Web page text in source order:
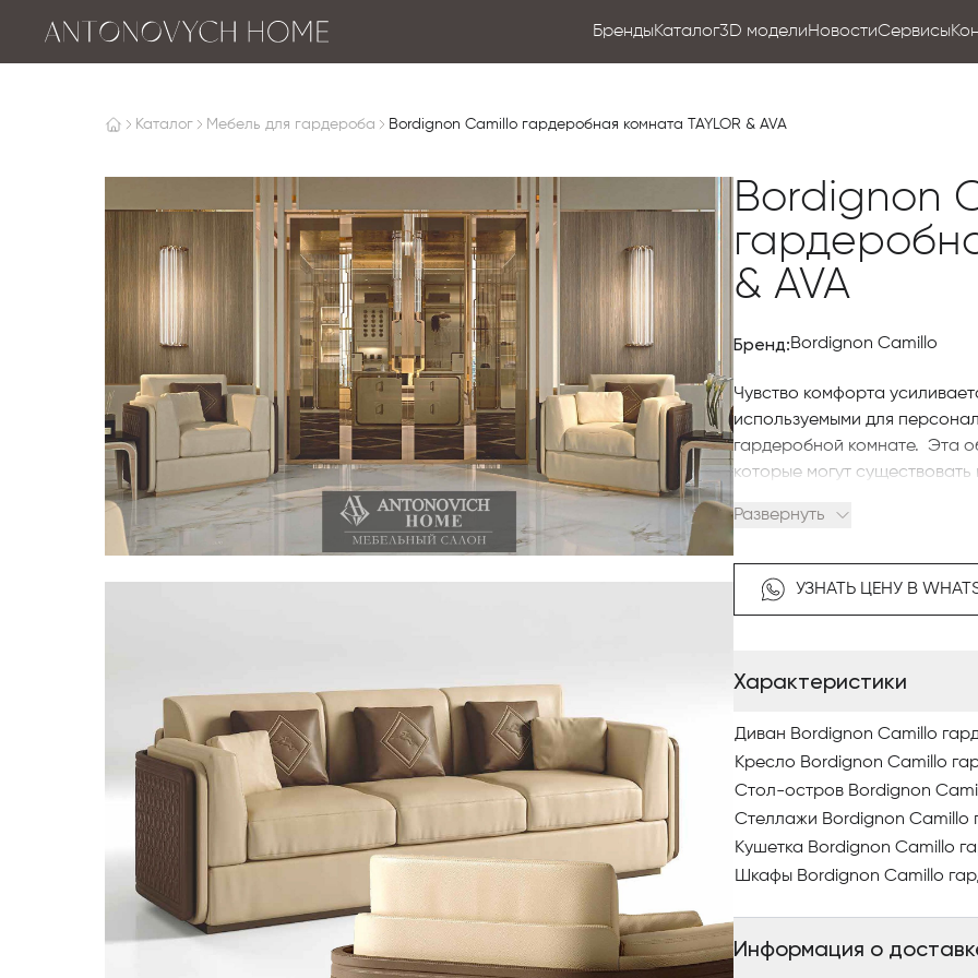
БрендыКаталог3D моделиНовостиСервисы
Каталог Мебель для гардероба Bordignon Camillo гардеробная комната TAYLOR & AVA
Bordignon
& AVA
Бренд:Bordignon Camillo
Чувство комфорта
используемыми для
гардеробной комнате. Эта
которые могут
клатчей до обуви класса
Превосходство и качество
мастерами компании — это
идеи до конечного продукта.
Современный дизайн
сбалансированных
уровне качества, для
всегда обновляется через
технологий.
Развернуть
УЗНАТЬ ЦЕНУ В
Характеристики
Диван Bordignon Camillo
Кресло Bordignon Camillo
Стол-остров Bordignon
Стеллажи Bordignon Camillo
Кушетка Bordignon Camillo
Шкафы Bordignon Camillo
Информация о